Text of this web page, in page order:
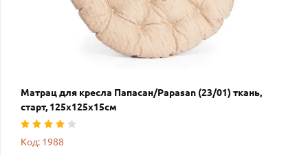
Матрац для кресла Папасан/Papasan (23/01) ткань,
старт, 125х125х15см
Код: 1988